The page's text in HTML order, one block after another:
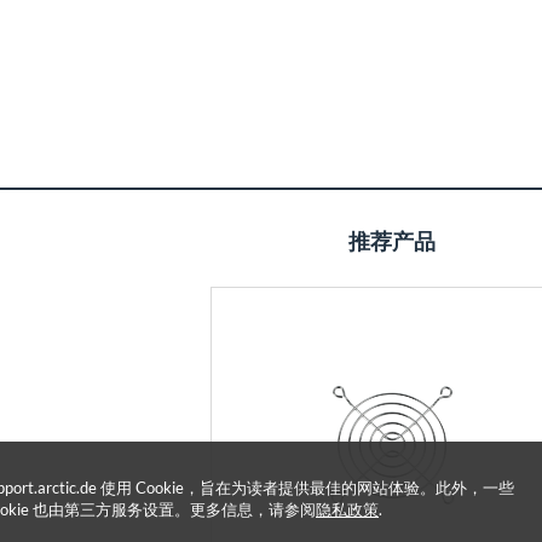
推荐产品
使用 Cookie，旨在为读者提供最佳的网站体验。此外，一些
也由第三方服务设置。更多信息，请参阅隐私政策.